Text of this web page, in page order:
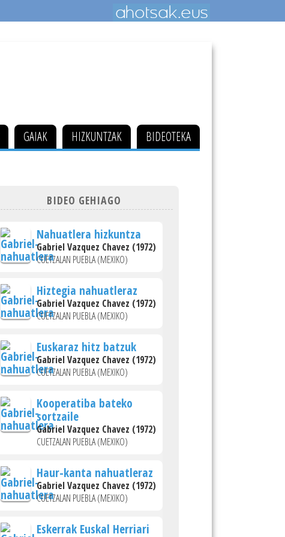
GAIAK HIZKUNTZAK BIDEOTEKA
BIDEO GEHIAGO
Nahuatlera hizkuntza
Gabriel Vazquez Chavez (1972)
CUETZALAN PUEBLA (MEXIKO)
Hiztegia nahuatleraz
Gabriel Vazquez Chavez (1972)
CUETZALAN PUEBLA (MEXIKO)
Euskaraz hitz batzuk
Gabriel Vazquez Chavez (1972)
CUETZALAN PUEBLA (MEXIKO)
Kooperatiba bateko
sortzaile
Gabriel Vazquez Chavez (1972)
CUETZALAN PUEBLA (MEXIKO)
Haur-kanta nahuatleraz
Gabriel Vazquez Chavez (1972)
CUETZALAN PUEBLA (MEXIKO)
Eskerrak Euskal Herriari